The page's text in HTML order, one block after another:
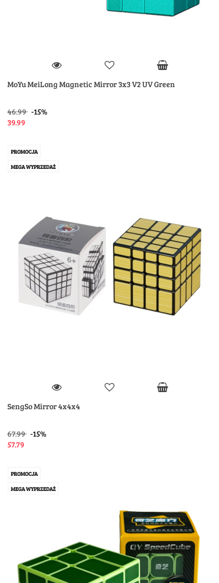
MoYu MeiLong Magnetic Mirror 3x3 V2 UV Green
46.99 -15%
39.99
PROMOCJA
MEGA WYPRZEDAŻ
SengSo Mirror 4x4x4
67.99 -15%
57.79
PROMOCJA
MEGA WYPRZEDAŻ